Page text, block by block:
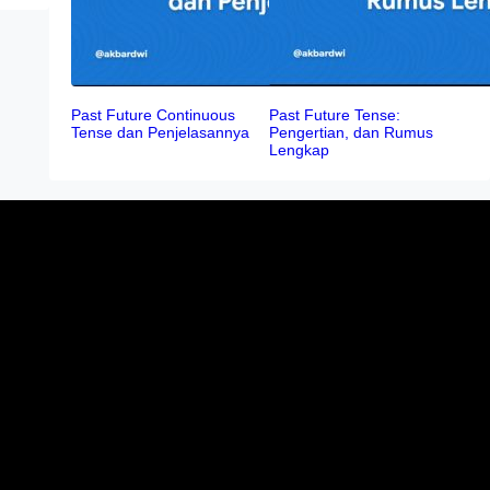
Past Future Continuous
Tense dan Penjelasannya
Past Future Tense:
Pengertian, dan Rumus
Lengkap